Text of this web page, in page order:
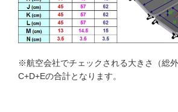
※航空会社でチェックされる大きさ（総外
C+D+Eの合計となります。